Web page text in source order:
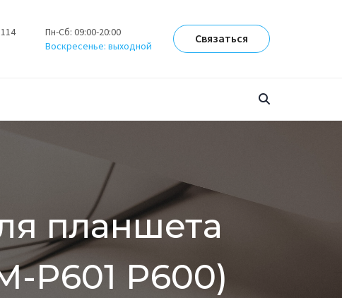
Пн-Сб: 09:00-20:00
Воскресенье: выходной
Связаться
планшета
P601 P600)